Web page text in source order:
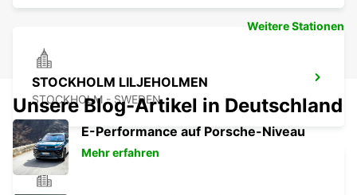
STOCKHOLM LILJEHOLMEN
STOCKHOLM - SWEDEN
Weitere Stationen
Unsere Blog-Artikel in Deutschland
E-Performance auf Porsche-Niveau
Mehr erfahren